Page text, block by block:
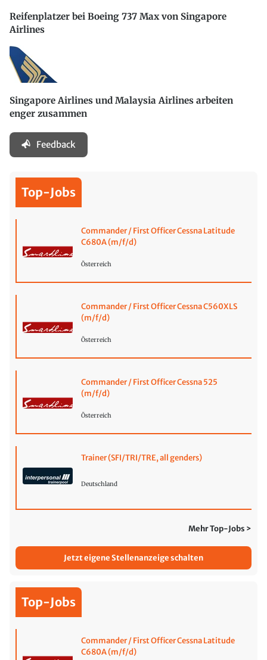
Reifenplatzer bei Boeing 737 Max von Singapore
Airlines
Singapore Airlines und Malaysia Airlines arbeiten
enger zusammen
Feedback
Top-Jobs
Commander / First Officer Cessna Latitude
C680A (m/f/d)
Österreich
Commander / First Officer Cessna C560XLS
(m/f/d)
Österreich
Commander / First Officer Cessna 525
(m/f/d)
Österreich
Trainer (SFI/TRI/TRE, all genders)
Deutschland
Mehr Top-Jobs >
Jetzt eigene Stellenanzeige schalten
Top-Jobs
Commander / First Officer Cessna Latitude
C680A (m/f/d)